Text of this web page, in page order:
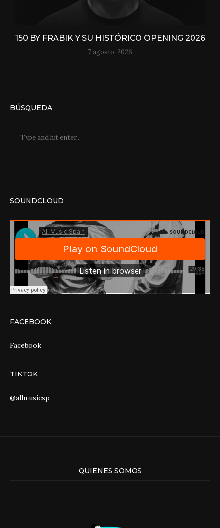
150 BY FRABIK Y SU HISTÓRICO OPENING 2026
7 agosto, 2026
BÚSQUEDA
SOUNDCLOUD
FACEBOOK
Facebook
TIKTOK
@allmusicsp
QUIENES SOMOS